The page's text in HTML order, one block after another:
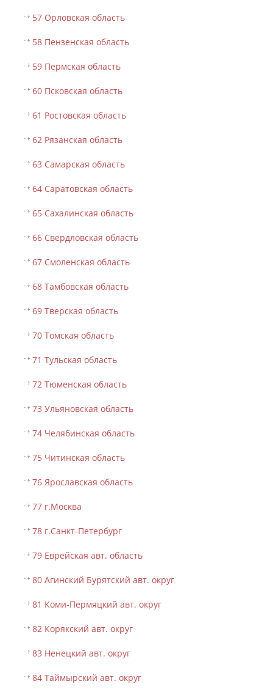
57 Орловская область
58 Пензенская область
59 Пермская область
60 Псковская область
61 Ростовская область
62 Рязанская область
63 Самарская область
64 Саратовская область
65 Сахалинская область
66 Свердловская область
67 Смоленская область
68 Тамбовская область
69 Тверская область
70 Томская область
71 Тульская область
72 Тюменская область
73 Ульяновская область
74 Челябинская область
75 Читинская область
76 Ярославская область
77 г.Москва
78 г.Санкт-Петербург
79 Еврейская авт. область
80 Агинский Бурятский авт. округ
81 Коми-Пермяцкий авт. округ
82 Корякский авт. округ
83 Ненецкий авт. округ
84 Таймырский авт. округ